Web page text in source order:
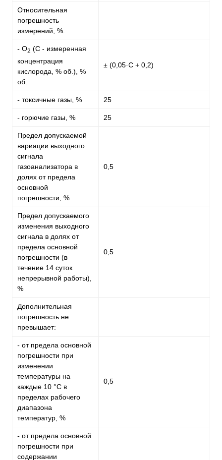
Относительная
погрешность
измерений, %:
- O2 (С - измеренная
концентрация
кислорода, % об.), %
об.
± (0,05·С + 0,2)
- токсичные газы, % 25
- горючие газы, % 25
Предел допускаемой
вариации выходного
сигнала
газоанализатора в
долях от предела
основной
погрешности, %
0,5
Предел допускаемого
изменения выходного
сигнала в долях от
предела основной
погрешности (в
течение 14 суток
непрерывной работы),
%
0,5
Дополнительная
погрешность не
превышает:
- от предела основной
погрешности при
изменении
температуры на
каждые 10 °С в
пределах рабочего
диапазона
температур, %
0,5
- от предела основной
погрешности при
содержании